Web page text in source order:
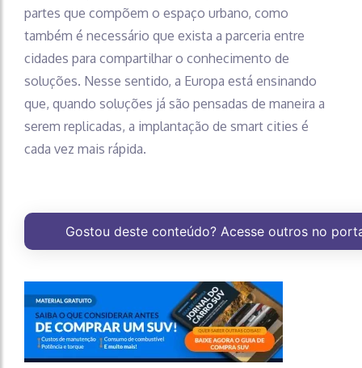
partes que compõem o espaço urbano, como
também é necessário que exista a parceria entre
cidades para compartilhar o conhecimento de
soluções. Nesse sentido, a Europa está ensinando
que, quando soluções já são pensadas de maneira a
serem replicadas, a implantação de smart cities é
cada vez mais rápida.
Gostou deste conteúdo? Acesse outros no